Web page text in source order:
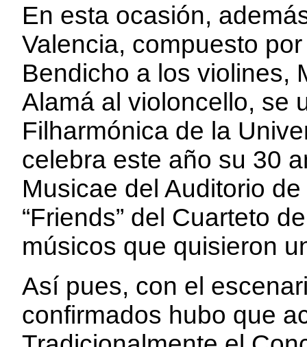
En esta ocasión,
Valencia, compuesto
Bendicho a los violines,
Alamá al violoncello, se
Filharmónica de la
celebra este año su 30
Musicae del Auditorio
“Friends” del Cuarteto
músicos que quisieron
Así pues, con el
confirmados hubo que